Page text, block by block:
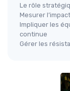
Le rôle
Mesurer
Impliquer les
continue
Gérer les